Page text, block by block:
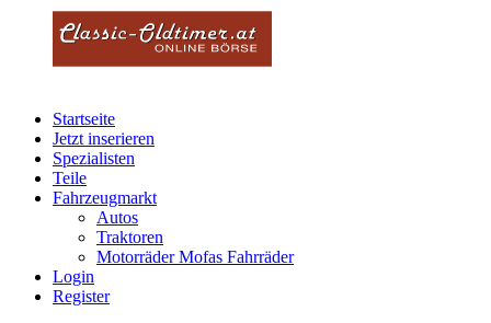
Startseite
Jetzt inserieren
Spezialisten
Teile
Fahrzeugmarkt
Autos
Traktoren
Motorräder Mofas Fahrräder
Login
Register